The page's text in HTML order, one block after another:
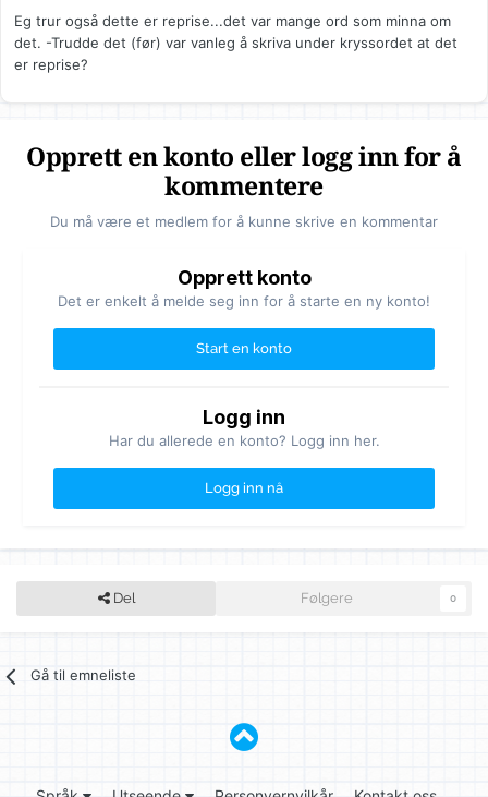
Eg trur også dette er reprise...det var mange ord som minna om
det. -Trudde det (før) var vanleg å skriva under kryssordet at det
er reprise?
Opprett en konto eller logg inn for å
kommentere
Du må være et medlem for å kunne skrive en kommentar
Opprett konto
Det er enkelt å melde seg inn for å starte en ny konto!
Start en konto
Logg inn
Har du allerede en konto? Logg inn her.
Logg inn nå
Del Følgere 0
Gå til emneliste